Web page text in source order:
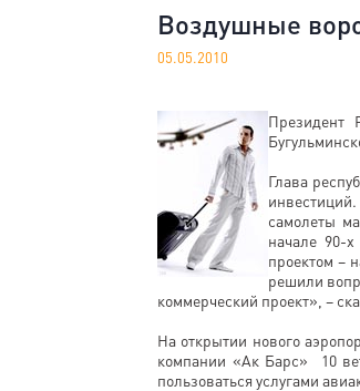
Воздушные
05.05.2010
Президент
Глава
самолеты
начале 90-
проектом –
решили
коммерческий проект», –
На открытии нового
компании «Ак Барс» 10
пользоваться услугами